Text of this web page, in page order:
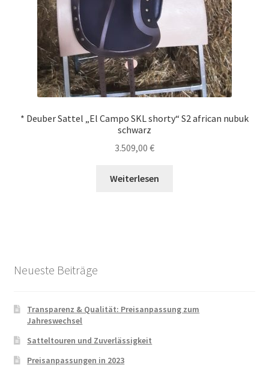
* Deuber Sattel „El Campo SKL shorty“ S2 african nubuk
schwarz
3.509,00 €
Weiterlesen
Neueste Beiträge
Transparenz & Qualität: Preisanpassung zum
Jahreswechsel
Satteltouren und Zuverlässigkeit
Preisanpassungen in 2023